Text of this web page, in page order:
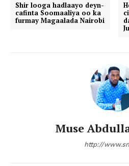
Shir looga hadlaayo deyn-
cafinta Soomaaliya oo ka
furmay Magaalada Nairobi
Muse
http://